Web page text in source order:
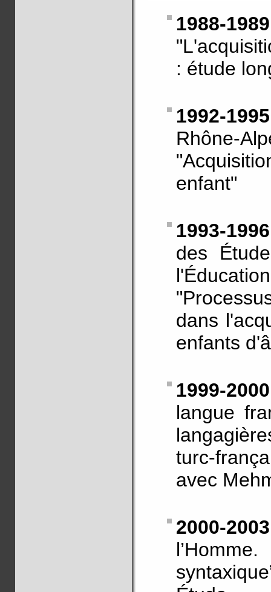
1988-
: étude
1992-1995
Rhône-
enfant"
1993-
des
dans
enfants
1999-
langue
turc-
avec
2000-